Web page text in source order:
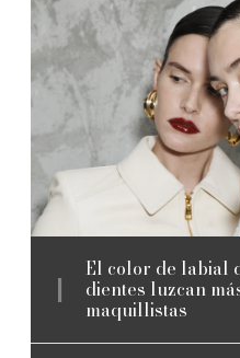
El color de labial
dientes luzcan
maquillistas